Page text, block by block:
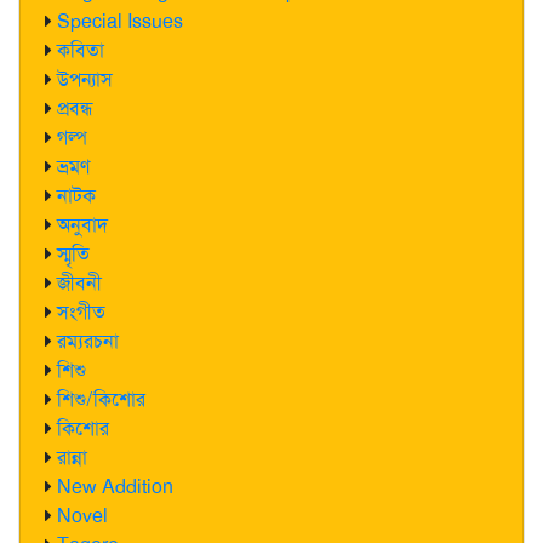
Special Issues
কবিতা
উপন্যাস
প্রবন্ধ
গল্প
ভ্রমণ
নাটক
অনুবাদ
স্মৃতি
জীবনী
সংগীত
রম্যরচনা
শিশু
শিশু/কিশোর
কিশোর
রান্না
New Addition
Novel